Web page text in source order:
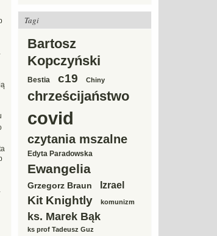
Tagi
Bartosz
Kopczyński
Bestia c19 Chiny
chrześcijaństwo
covid
czytania mszalne
Edyta Paradowska
Ewangelia
Grzegorz Braun Izrael
Kit Knightly komunizm
ks. Marek Bąk
ks prof Tadeusz Guz